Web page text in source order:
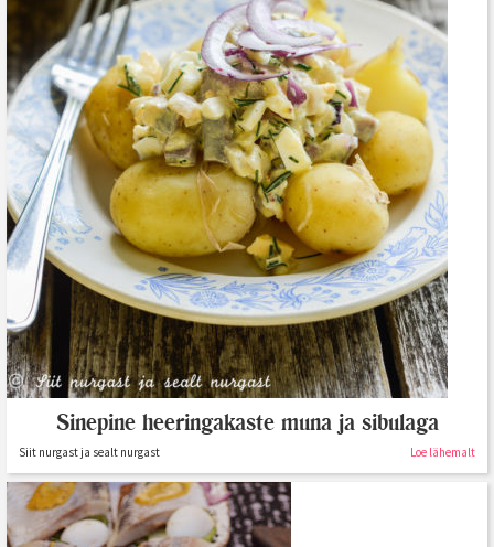
Sinepine heeringakaste muna ja sibulaga
Siit nurgast ja sealt nurgast Loe lähemalt